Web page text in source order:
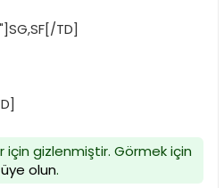
TD]
için gizlenmiştir. Görmek için
üye olun.